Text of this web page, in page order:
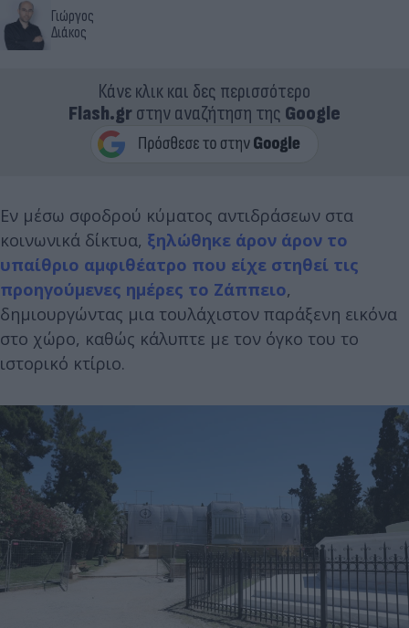
Γιώργος
Διάκος
Κάνε κλικ και δες περισσότερο
Flash.grστην αναζήτηση της Google
Εν μέσω σφοδρού κύματος αντιδράσεων στα
κοινωνικά δίκτυα, ξηλώθηκε άρον άρον το
υπαίθριο αμφιθέατρο που είχε στηθεί τις
προηγούμενες ημέρες το Ζάππειο,
δημιουργώντας μια τουλάχιστον παράξενη εικόνα
στο χώρο, καθώς κάλυπτε με τον όγκο του το
ιστορικό κτίριο.